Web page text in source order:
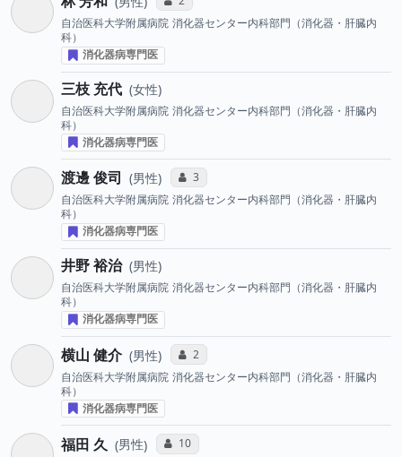
自治医科大学附属病院 消化器センター内科部門（消化器・肝臓内
科）
消化器病専門医
三枝 充代 女性
自治医科大学附属病院 消化器センター内科部門（消化器・肝臓内
科）
消化器病専門医
渡邊 俊司 男性 コミュニケーション・タイプ投票数
3
自治医科大学附属病院 消化器センター内科部門（消化器・肝臓内
科）
消化器病専門医
井野 裕治 男性
自治医科大学附属病院 消化器センター内科部門（消化器・肝臓内
科）
消化器病専門医
横山 健介 男性 コミュニケーション・タイプ投票数
2
自治医科大学附属病院 消化器センター内科部門（消化器・肝臓内
科）
消化器病専門医
福田 久 男性 コミュニケーション・タイプ投票数
10